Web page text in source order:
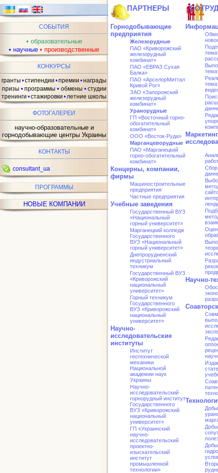
СОБЫТИЯ
• образовательные
• научные • производственные
КОНКУРСЫ
гранты •стипендии •премии •награды
призы • программы • обмены • студии
тренинги •стажировки •летние школы
ФОТОГАЛЕРЕИ
научно-образовательные и
горнодобывающие центры Украины
КОНТАКТЫ
consultant_ua
ПРОГРАММЫ
НОВЫЕ КОМПАНИИ
ПАРТНЕРЫ
Горнодобывающие
предприятия
Железорудные
ПАО «Криворожский
железорудный
комбинат»
ПАО «ЕВРАЗ Сухая
Балка»
ПАО «АрселорMиттал
Кривой Рог»
ЗАО «Запорожский
железорудный
комбинат»
Уранорудные
ГП «Восточный горно-
обогатительный
комбинат»
ООО «Восток-Руда»
Марганцеворудные
ПАО «Марганецкий
горно-обогатительный
комбинат»
Концерны, компании,
фирмы
Машиностроительные
предприятия
Частные предприятия
Учебные заведения
Государственный ВУЗ
«Национальный
горный университет»
Марганецкий колледж
Государственного
ВУЗ «Национальный
горный университет»
Днепрорудненский
индустриальный
техникум
Государственный ВУЗ
«Криворожский
национальный
университет»
Горный техникум
Государственного
ВУЗ «Криворожский
национальный
университет»
Научно-
исследовательские
институты
Институт
геотехнической
механики
Национальной
академии наук
Украины
Научно-
исследовательский
горнорудный институт
Государственного
ВУЗ «Криворожский
национальный
университет»
ГП «Украинский
научно-
исследовательский
проектно-
изыскательский
институт
промышленной
технологии»
Сбор
Научно-